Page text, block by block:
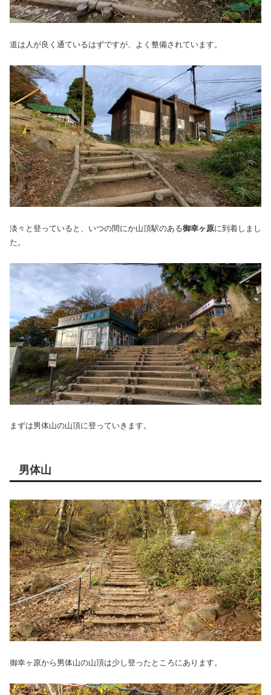
道は人が良く通ているはずですが、よく整備されています。
淡々と登っていると、いつの間にか山頂駅のある御幸ヶ原に到着しまし
た。
まずは男体山の山頂に登っていきます。
男体山
御幸ヶ原から男体山の山頂は少し登ったところにあります。